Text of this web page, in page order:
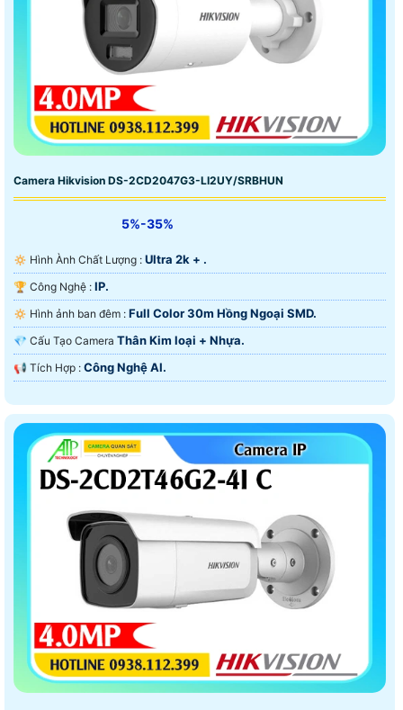
Camera Hikvision DS-2CD2047G3-LI2UY/SRBHUN
5%-35%
🔅 Hình Ành Chất Lượng : Ultra 2k + .
🏆 Công Nghệ : IP.
🔅 Hình ảnh ban đêm : Full Color 30m Hồng Ngoại SMD.
💎 Cấu Tạo Camera Thân Kim loại + Nhựa.
️📢 Tích Hợp : Công Nghệ AI.